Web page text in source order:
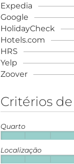
Expedia
Google
HolidayCheck
Hotels.com
HRS
Yelp
Zoover
Critérios
Quarto
Localização